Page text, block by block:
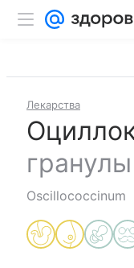
Лекарства
гранулы
Oscillococcinum